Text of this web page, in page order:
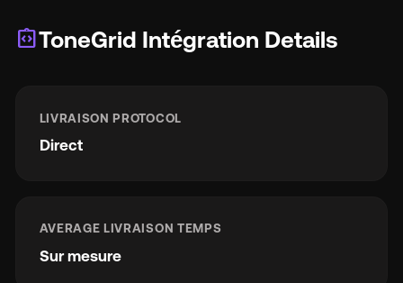
integration_instructionsToneGrid Intégration Details
LIVRAISON PROTOCOL
Direct
AVERAGE LIVRAISON TEMPS
Sur mesure